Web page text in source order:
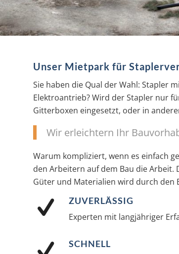
Unser Mietpark für
Sie haben die Qual der Wahl: Stapler
Elektroantrieb? Wird der Stapler nur
Gitterboxen eingesetzt, oder in
Wir erleichtern Ihr
Warum kompliziert, wenn es einfach
den Arbeitern auf dem Bau die
Güter und Materialien wird durch den
ZUVERLÄSSIG
Experten mit langjähriger
SCHNELL